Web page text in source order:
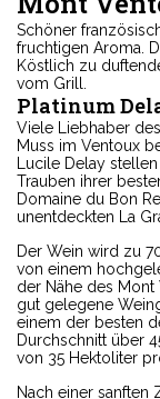
Schöner
fruchtigen Aroma.
Köstlich zu
vom Grill.
Platinum
Viele Liebhaber
Muss im Ventoux
Lucile Delay
Trauben ihrer
Domaine du Bon
unentdeckten La
Der Wein wird zu
von einem
der Nähe des
gut gelegene
einem der besten
Durchschnitt über
von 35 Hektoliter
Nach einer sanften